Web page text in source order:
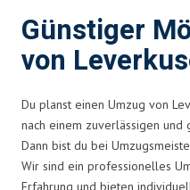
Günstiger
von
Du planst einen Umzug von
nach einem zuverlässigen und
Dann bist du bei
Wir sind ein professionelles
Erfahrung und bieten